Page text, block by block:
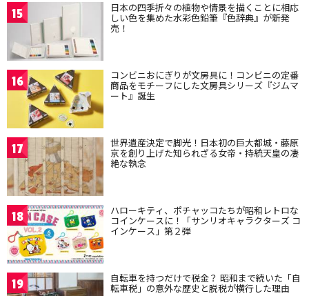
15 日本の四季折々の植物や情景を描くことに相応
しい色を集めた水彩色鉛筆『色辞典』が新発
売！
16 コンビニおにぎりが文房具に！コンビニの定番
商品をモチーフにした文房具シリーズ『ジムマ
ート』誕生
17 世界遺産決定で脚光！日本初の巨大都城・藤原
京を創り上げた知られざる女帝・持統天皇の凄
絶な執念
18 ハローキティ、ポチャッコたちが昭和レトロな
コインケースに！「サンリオキャラクターズ コ
インケース」第２弾
19 自転車を持つだけで税金？ 昭和まで続いた「自
転車税」の意外な歴史と脱税が横行した理由